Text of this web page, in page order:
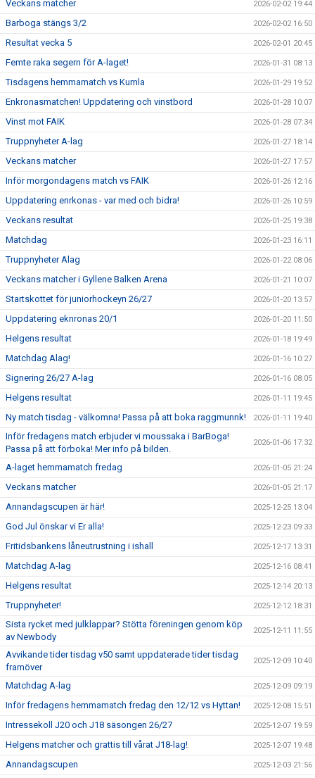
Veckans matcher 2026-02-02 19:44
Barboga stängs 3/2 2026-02-02 16:50
Resultat vecka 5 2026-02-01 20:45
Femte raka segern för A-laget! 2026-01-31 08:13
Tisdagens hemmamatch vs Kumla 2026-01-29 19:52
Enkronasmatchen! Uppdatering och vinstbord 2026-01-28 10:07
Vinst mot FAIK 2026-01-28 07:34
Truppnyheter A-lag 2026-01-27 18:14
Veckans matcher 2026-01-27 17:57
Inför morgondagens match vs FAIK 2026-01-26 12:16
Uppdatering enrkonas - var med och bidra! 2026-01-26 10:59
Veckans resultat 2026-01-25 19:38
Matchdag 2026-01-23 16:11
Truppnyheter Alag 2026-01-22 08:06
Veckans matcher i Gyllene Balken Arena 2026-01-21 10:07
Startskottet för juniorhockeyn 26/27 2026-01-20 13:57
Uppdatering eknronas 20/1 2026-01-20 11:50
Helgens resultat 2026-01-18 19:49
Matchdag Alag! 2026-01-16 10:27
Signering 26/27 A-lag 2026-01-16 08:05
Helgens resultat 2026-01-11 19:45
Ny match tisdag - välkomna! Passa på att boka raggmunnk! 2026-01-11 19:40
Inför fredagens match erbjuder vi moussaka i BarBoga!
Passa på att förboka! Mer info på bilden.
2026-01-06 17:32
A-laget hemmamatch fredag 2026-01-05 21:24
Veckans matcher 2026-01-05 21:17
Annandagscupen är här! 2025-12-25 13:04
God Jul önskar vi Er alla! 2025-12-23 09:33
Fritidsbankens låneutrustning i ishall 2025-12-17 13:31
Matchdag A-lag 2025-12-16 08:41
Helgens resultat 2025-12-14 20:13
Truppnyheter! 2025-12-12 18:31
Sista rycket med julklappar? Stötta föreningen genom köp
av Newbody
2025-12-11 11:55
Avvikande tider tisdag v50 samt uppdaterade tider tisdag
framöver
2025-12-09 10:40
Matchdag A-lag 2025-12-09 09:19
Inför fredagens hemmamatch fredag den 12/12 vs Hyttan! 2025-12-08 15:51
Intressekoll J20 och J18 säsongen 26/27 2025-12-07 19:59
Helgens matcher och grattis till vårat J18-lag! 2025-12-07 19:48
Annandagscupen 2025-12-03 21:56